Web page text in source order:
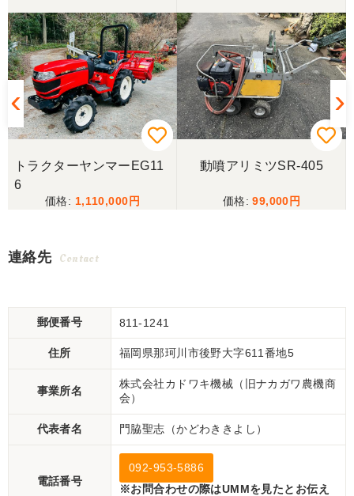
トラクターヤンマーEG11
6
1,110,000
動噴アリミツSR-405
99,000
連絡先 Contact
郵便番号 811-1241
住所 福岡県那珂川市後野大字611番地5
事業所名
株式会社カドワキ機械（旧ナカガワ農機商
会）
代表者名 門脇聖志（かどわききよし）
電話番号
092-953-5886
※お問合わせの際はUMMを見たとお伝え